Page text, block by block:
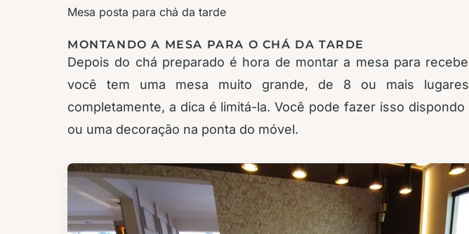
Mesa posta para chá da tarde
MONTANDO A MESA PARA O CHÁ DA TARDE
Depois do chá preparado é hora de montar a mesa para
você tem uma mesa muito grande, de 8 ou mais
completamente, a dica é limitá-la. Você pode fazer isso
ou uma decoração na ponta do móvel.